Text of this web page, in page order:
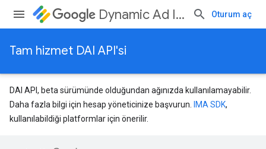
Dynamic Ad Insertion Oturum aç
Tam hizmet DAI API'si
DAI API, beta sürümünde olduğundan ağınızda kullanılamayabilir.
Daha fazla bilgi için hesap yöneticinize başvurun.
IMA SDK,
kullanılabildiği platformlar için önerilir.